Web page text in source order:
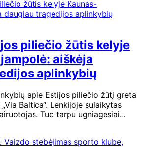
piliečio žūtis kelyje
aiškėja
aplinkybių
apie Estijos piliečio žūtį greta
Baltica“. Lenkijoje sulaikytas
Tuo tarpu ugniagesiai…